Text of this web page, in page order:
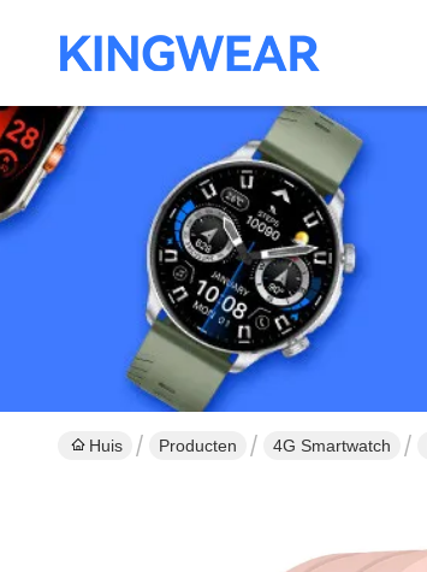
Huis Producten 4G Smartwatch